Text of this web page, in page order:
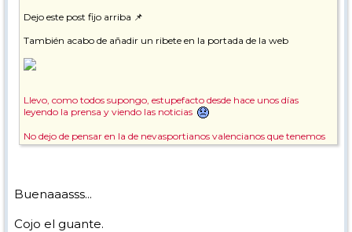
Dejo este post fijo arriba 📌
También acabo de añadir un ribete en la portada de la web
Llevo, como todos supongo, estupefacto desde hace unos días
leyendo la prensa y viendo las noticias
No dejo de pensar en la de nevasportianos valencianos que tenemos
aquí y que conozco, rezo por ellos a cada momento, ya me he ido
temporada, me parece una idea excelente.
Buenaaasss...
Cojo el guante.